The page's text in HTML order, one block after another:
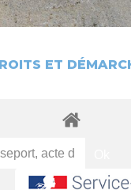
ET